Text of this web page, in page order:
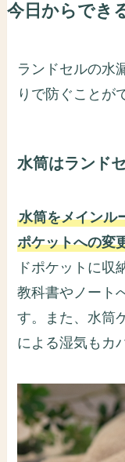
今日からでき
ランドセルの水
りで防ぐことが
水筒はランド
水筒をメインル
ポケットへの変
ドポケットに収
教科書やノート
す。また、水筒
による湿気もカ